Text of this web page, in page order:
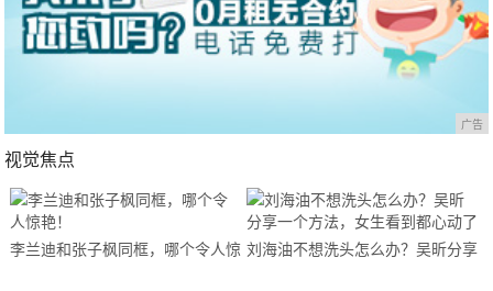
广告
视觉焦点
李兰迪和张子枫同框，哪个令人惊 刘海油不想洗头怎么办？吴昕分享